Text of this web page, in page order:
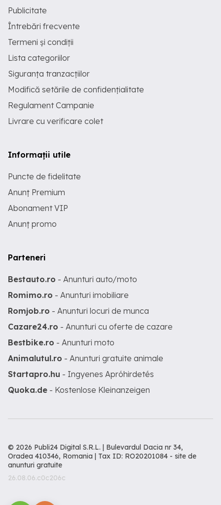
Publicitate
Întrebări frecvente
Termeni și condiții
Lista categoriilor
Siguranța tranzacțiilor
Modifică setările de confidențialitate
Regulament Campanie
Livrare cu verificare colet
Informații utile
Puncte de fidelitate
Anunț Premium
Abonament VIP
Anunț promo
Parteneri
Bestauto.ro - Anunturi auto/moto
Romimo.ro - Anunturi imobiliare
Romjob.ro - Anunturi locuri de munca
Cazare24.ro - Anunturi cu oferte de cazare
Bestbike.ro - Anunturi moto
Animalutul.ro - Anunturi gratuite animale
Startapro.hu - Ingyenes Apróhirdetés
Quoka.de - Kostenlose Kleinanzeigen
© 2026 Publi24 Digital S.R.L. | Bulevardul Dacia nr 34,
Oradea 410346, Romania | Tax ID: RO20201084 - site de
anunturi gratuite
26.08.06.c0c206c